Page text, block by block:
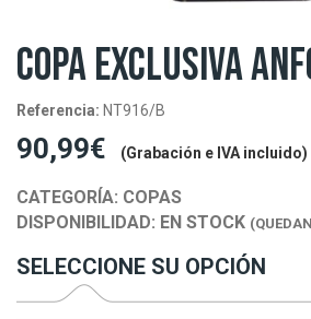
COPA EXCLUSIVA
Referencia: NT916/B
90,99€ (Grabación e IVA incluido)
CATEGORÍA: COPAS
DISPONIBILIDAD: EN STOCK
SELECCIONE SU OPCIÓN